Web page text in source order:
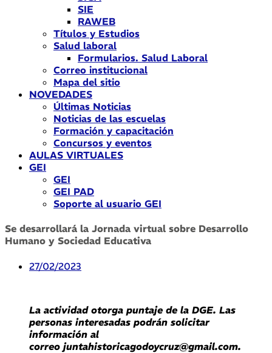
SIE
RAWEB
Títulos y Estudios
Salud laboral
Formularios. Salud Laboral
Correo institucional
Mapa del sitio
NOVEDADES
Últimas Noticias
Noticias de las escuelas
Formación y capacitación
Concursos y eventos
AULAS VIRTUALES
GEI
GEI
GEI PAD
Soporte al usuario GEI
Se desarrollará la Jornada virtual sobre Desarrollo
Humano y Sociedad Educativa
27/02/2023
La actividad otorga puntaje de la DGE. Las
personas interesadas podrán solicitar
información al
correo juntahistoricagodoycruz@gmail.com.